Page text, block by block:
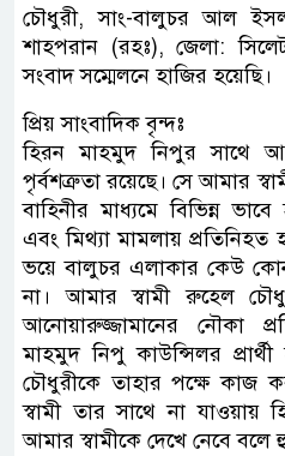
চৌধুরী, সাং-বালুচর আল
শাহপরান (রহঃ), জেলা:
সংবাদ সম্মেলনে হাজির হয়েছি।
প্রিয় সাংবাদিক বৃন্দঃ
হিরন মাহমুদ নিপুর সাথে
পৃর্বশত্রুতা রয়েছে। সে আমার
বাহিনীর মাধ্যমে বিভিন্ন
এবং মিথ্যা মামলায়
ভয়ে বালুচর এলাকার কেউ
না। আমার স্বামী রুহেল
আনোয়ারুজ্জামানের নৌকা
মাহমুদ নিপু কাউন্সিলর
চৌধুরীকে তাহার পক্ষে কাজ
স্বামী তার সাথে না যাওয়ায়
আমার স্বামীকে দেখে নেবে বলে